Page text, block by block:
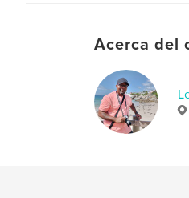
Acerca del